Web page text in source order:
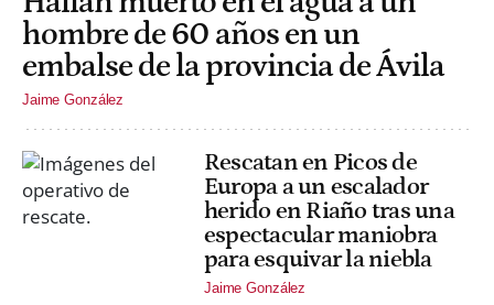
hombre de 60 años en un
embalse de la provincia de Ávila
Jaime González
Rescatan en Picos de
Europa a un escalador
herido en Riaño tras una
espectacular maniobra
para esquivar la niebla
Jaime González